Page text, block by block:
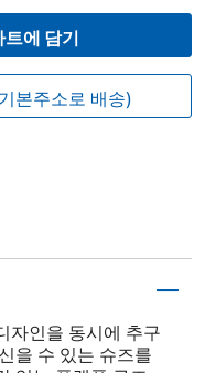
트에 담기
본주소로 배송)
자인을 동시에 추구
을 수 있는 슈즈를